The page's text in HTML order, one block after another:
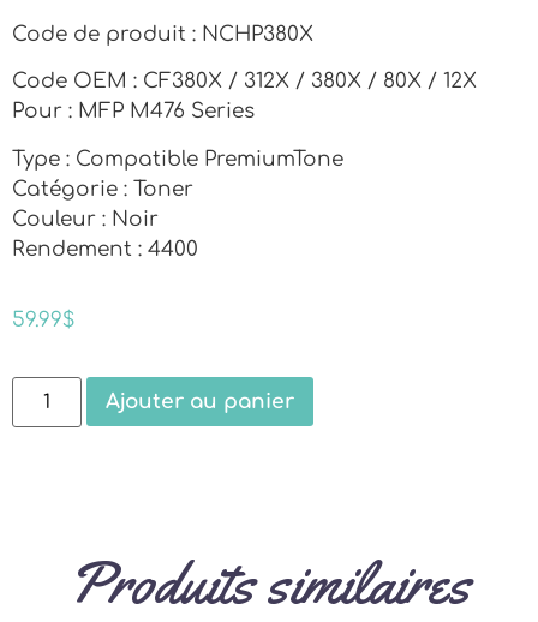
Code de produit : NCHP380X
Code OEM : CF380X / 312X / 380X / 80X / 12X
Pour : MFP M476 Series
Type : Compatible PremiumTone
Catégorie : Toner
Couleur : Noir
Rendement : 4400
59.99$
Ajouter au panier
Produits similaires